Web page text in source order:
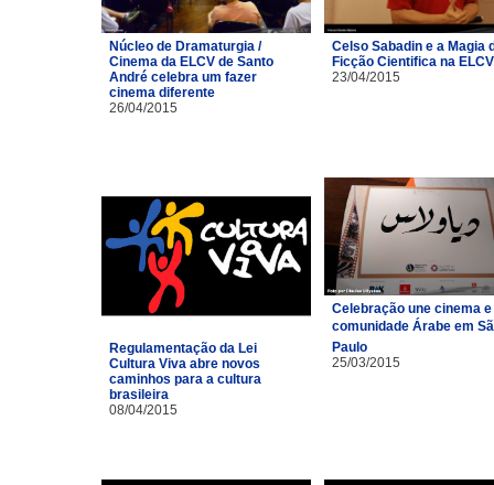
Núcleo de Dramaturgia /
Cinema da ELCV de Santo
André celebra um fazer
cinema diferente
26/04/2015
Celso Sabadin e a Magia
Ficção Cientifica na ELCV
23/04/2015
Regulamentação da Lei
Cultura Viva abre novos
caminhos para a cultura
brasileira
08/04/2015
Celebração une cinema e
comunidade Árabe em
Paulo
25/03/2015